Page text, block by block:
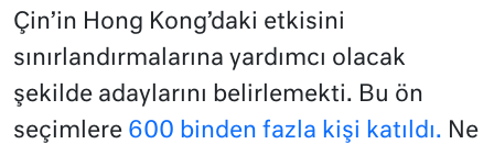
Çin’in Hong Kong’daki etkisini
sınırlandırmalarına yardımcı olacak
şekilde adaylarını belirlemekti. Bu ön
seçimlere 600 binden fazla kişi katıldı. Ne